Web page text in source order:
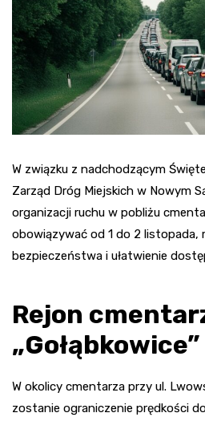
W związku z nadchodzącym
Zarząd Dróg Miejskich w Nowym
organizacji ruchu w pobliżu
obowiązywać od 1 do 2 listopada,
bezpieczeństwa i ułatwienie
Rejon
„Gołąbkowice”
W okolicy cmentarza przy ul.
zostanie ograniczenie prędkości